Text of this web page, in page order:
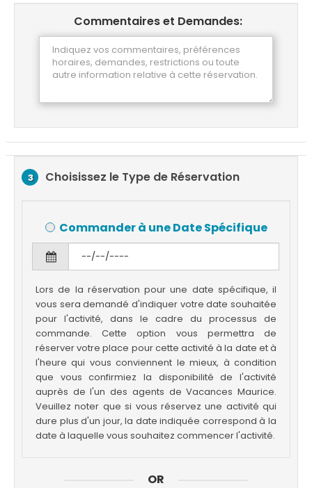
Commentaires et Demandes:
3 Choisissez le Type de Réservation
Commander à une Date Spécifique
Lors de la réservation pour une date spécifique, il
vous sera demandé d'indiquer votre date souhaitée
pour l'activité, dans le cadre du processus de
commande. Cette option vous permettra de
réserver votre place pour cette activité à la date et à
l'heure qui vous conviennent le mieux, à condition
que vous confirmiez la disponibilité de l'activité
auprès de l'un des agents de Vacances Maurice.
Veuillez noter que si vous réservez une activité qui
dure plus d'un jour, la date indiquée correspond à la
date à laquelle vous souhaitez commencer l'activité.
OR